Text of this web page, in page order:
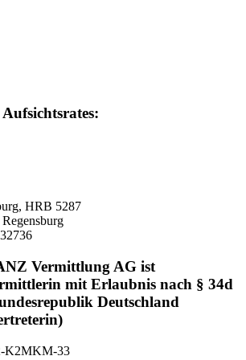
HRB 5287
Vermittlung AG ist
mit Erlaubnis nach § 34d
Deutschland
K2MKM-33